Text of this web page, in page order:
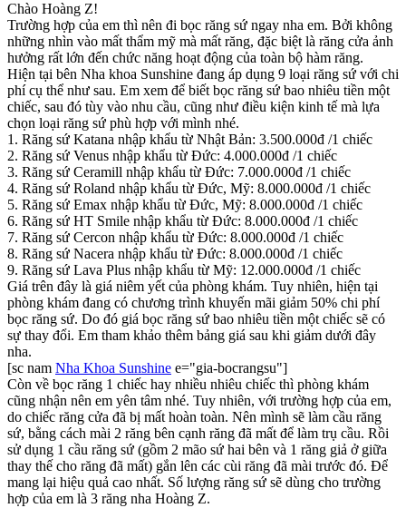
Chào Hoàng Z!
Trường hợp của em thì nên đi bọc răng sứ ngay nha em. Bởi không
những nhìn vào mất thẩm mỹ mà mất răng, đặc biệt là răng cửa ảnh
hưởng rất lớn đến chức năng hoạt động của toàn bộ hàm răng.
Hiện tại bên Nha khoa Sunshine đang áp dụng 9 loại răng sứ với chi
phí cụ thể như sau. Em xem để biết bọc răng sứ bao nhiêu tiền một
chiếc, sau đó tùy vào nhu cầu, cũng như điều kiện kinh tế mà lựa
chọn loại răng sứ phù hợp với mình nhé.
1. Răng sứ Katana nhập khẩu từ Nhật Bản: 3.500.000đ /1 chiếc
2. Răng sứ Venus nhập khẩu từ Đức: 4.000.000đ /1 chiếc
3. Răng sứ Ceramill nhập khẩu từ Đức: 7.000.000đ /1 chiếc
4. Răng sứ Roland nhập khẩu từ Đức, Mỹ: 8.000.000đ /1 chiếc
5. Răng sứ Emax nhập khẩu từ Đức, Mỹ: 8.000.000đ /1 chiếc
6. Răng sứ HT Smile nhập khẩu từ Đức: 8.000.000đ /1 chiếc
7. Răng sứ Cercon nhập khẩu từ Đức: 8.000.000đ /1 chiếc
8. Răng sứ Nacera nhập khẩu từ Đức: 8.000.000đ /1 chiếc
9. Răng sứ Lava Plus nhập khẩu từ Mỹ: 12.000.000đ /1 chiếc
Giá trên đây là giá niêm yết của phòng khám. Tuy nhiên, hiện tại
phòng khám đang có chương trình khuyến mãi giảm 50% chi phí
bọc răng sứ. Do đó giá bọc răng sứ bao nhiêu tiền một chiếc sẽ có
sự thay đổi. Em tham khảo thêm bảng giá sau khi giảm dưới đây
nha.
[sc nam Nha Khoa Sunshine e="gia-bocrangsu"]
Còn về bọc răng 1 chiếc hay nhiều nhiêu chiếc thì phòng khám
cũng nhận nên em yên tâm nhé. Tuy nhiên, với trường hợp của em,
do chiếc răng cửa đã bị mất hoàn toàn. Nên mình sẽ làm cầu răng
sứ, bằng cách mài 2 răng bên cạnh răng đã mất để làm trụ cầu. Rồi
sử dụng 1 cầu răng sứ (gồm 2 mão sứ hai bên và 1 răng giả ở giữa
thay thế cho răng đã mất) gắn lên các cùi răng đã mài trước đó. Để
mang lại hiệu quả cao nhất. Số lượng răng sứ sẽ dùng cho trường
hợp của em là 3 răng nha Hoàng Z.